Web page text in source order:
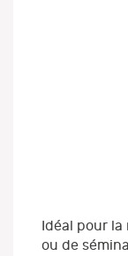
Idéal pour la
ou de